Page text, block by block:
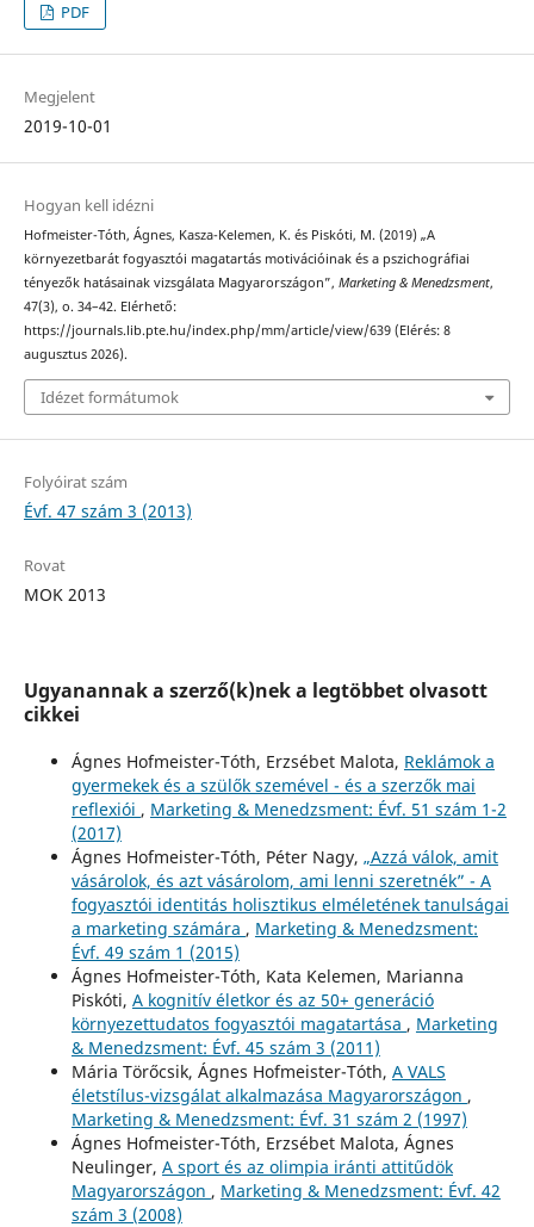
PDF
Megjelent
2019-10-01
Hogyan kell idézni
Hofmeister-Tóth, Ágnes, Kasza-Kelemen, K. és Piskóti, M. (2019) „A
környezetbarát fogyasztói magatartás motivációinak és a pszichográfiai
tényezők hatásainak vizsgálata Magyarországon”, Marketing & Menedzsment,
47(3), o. 34–42. Elérhető:
https://journals.lib.pte.hu/index.php/mm/article/view/639 (Elérés: 8
augusztus 2026).
Idézet formátumok
Folyóirat szám
Évf. 47 szám 3 (2013)
Rovat
MOK 2013
Ugyanannak a szerző(k)nek a legtöbbet olvasott
cikkei
Ágnes Hofmeister-Tóth, Erzsébet Malota, Reklámok a
gyermekek és a szülők szemével - és a szerzők mai
reflexiói , Marketing & Menedzsment: Évf. 51 szám 1-2
(2017)
Ágnes Hofmeister-Tóth, Péter Nagy, „Azzá válok, amit
vásárolok, és azt vásárolom, ami lenni szeretnék” - A
fogyasztói identitás holisztikus elméletének tanulságai
a marketing számára , Marketing & Menedzsment:
Évf. 49 szám 1 (2015)
Ágnes Hofmeister-Tóth, Kata Kelemen, Marianna
Piskóti, A kognitív életkor és az 50+ generáció
környezettudatos fogyasztói magatartása , Marketing
& Menedzsment: Évf. 45 szám 3 (2011)
Mária Törőcsik, Ágnes Hofmeister-Tóth, A VALS
életstílus-vizsgálat alkalmazása Magyarországon ,
Marketing & Menedzsment: Évf. 31 szám 2 (1997)
Ágnes Hofmeister-Tóth, Erzsébet Malota, Ágnes
Neulinger, A sport és az olimpia iránti attitűdök
Magyarországon , Marketing & Menedzsment: Évf. 42
szám 3 (2008)